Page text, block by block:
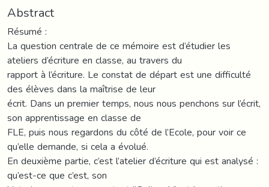
Abstract
Résumé :
La question centrale de ce mémoire est d’étudier les
ateliers d’écriture en classe, au travers du
rapport à l’écriture. Le constat de départ est une difficulté
des élèves dans la maîtrise de leur
écrit. Dans un premier temps, nous nous penchons sur l’écrit,
son apprentissage en classe de
FLE, puis nous regardons du côté de l’Ecole, pour voir ce
qu’elle demande, si cela a évolué.
En deuxième partie, c’est l’atelier d’écriture qui est analysé :
qu’est-ce que c’est, son